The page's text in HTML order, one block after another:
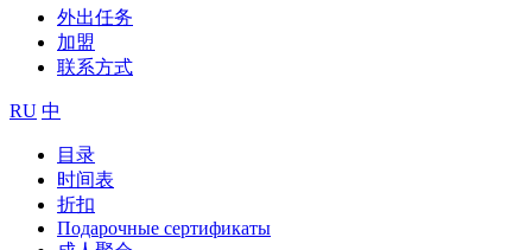
外出任务
加盟
联系方式
RU 中
目录
时间表
折扣
Подарочные сертификаты